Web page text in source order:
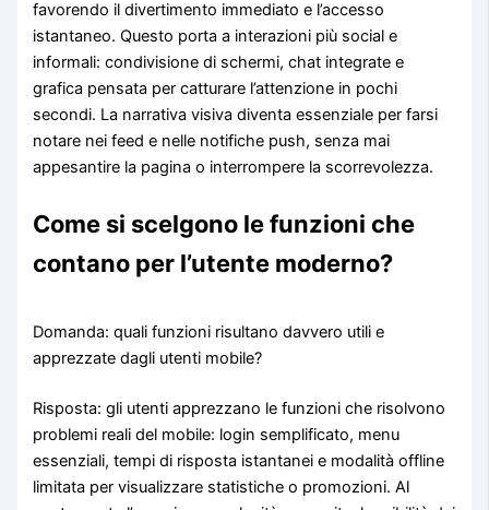
favorendo il divertimento immediato e l’accesso
istantaneo. Questo porta a interazioni più social e
informali: condivisione di schermi, chat integrate e
grafica pensata per catturare l’attenzione in pochi
secondi. La narrativa visiva diventa essenziale per farsi
notare nei feed e nelle notifiche push, senza mai
appesantire la pagina o interrompere la scorrevolezza.
Come si scelgono le funzioni che
contano per l’utente moderno?
Domanda: quali funzioni risultano davvero utili e
apprezzate dagli utenti mobile?
Risposta: gli utenti apprezzano le funzioni che risolvono
problemi reali del mobile: login semplificato, menu
essenziali, tempi di risposta istantanei e modalità offline
limitata per visualizzare statistiche o promozioni. Al